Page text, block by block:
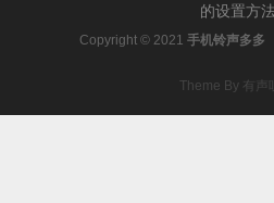
的设置方
Copyright © 2021 手机铃声多多
Theme By 有声